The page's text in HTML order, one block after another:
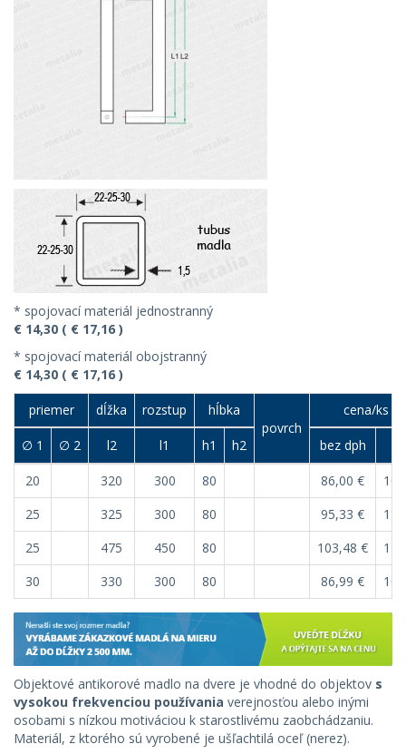
* spojovací materiál jednostranný
€ 14,30 ( € 17,16 )
* spojovací materiál obojstranný
€ 14,30 ( € 17,16 )
priemer dĺžka rozstup
hĺbka
povrch
cena/ks
∅ 1 ∅ 2 l2 l1 h1 h2 bez dph
20 320 300 80 86,00 €
25
325 300 80 95,33 €
25
475 450 80 103,48 €
30
330 300 80 86,99 €
Objektové antikorové madlo na dvere je vhodné do objektov s
vysokou frekvenciou používania verejnosťou alebo inými
osobami s nízkou motiváciou k starostlivému zaobchádzaniu.
Materiál, z ktorého sú vyrobené je ušľachtilá oceľ (nerez).